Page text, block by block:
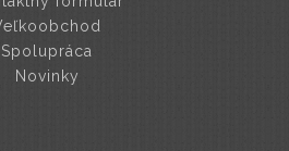
Spolupráca
Novinky